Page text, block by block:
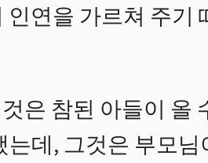
연을 가르쳐 주기
은 참된 아들이 올
데, 그것은 부모